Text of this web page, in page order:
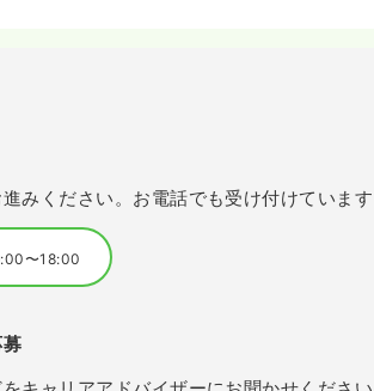
みください。お電話でも受け付けていま
〜18:00